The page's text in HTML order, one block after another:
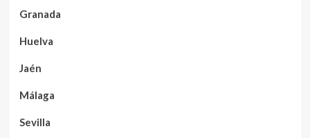
Granada
Huelva
Jaén
Málaga
Sevilla